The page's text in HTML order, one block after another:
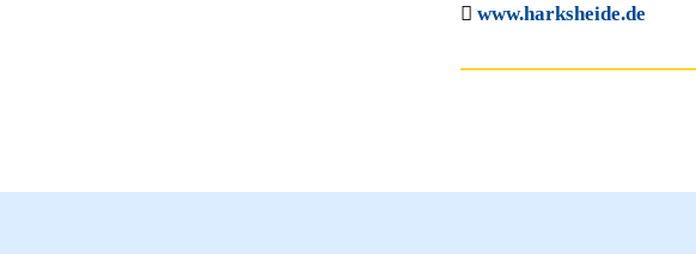
www.harksheide.de